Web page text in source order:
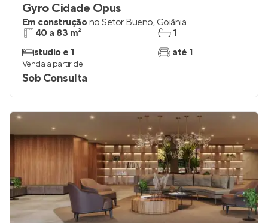
Gyro Cidade Opus
Em construçãono Setor Bueno, Goiânia
40 a 83 m²
studio e 1
1
até 1
Venda a partir de
Sob Consulta